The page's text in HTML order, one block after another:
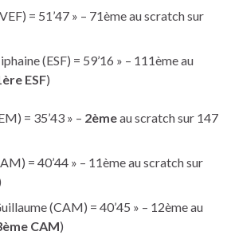
= 51’47 » – 71ème au scratch sur
(ESF) = 59’16 » – 111ème au
ESF)
= 35’43 » – 2èmeau scratch sur 147
= 40’44 » – 11ème au scratch sur
(CAM) = 40’45 » – 12ème au
CAM)